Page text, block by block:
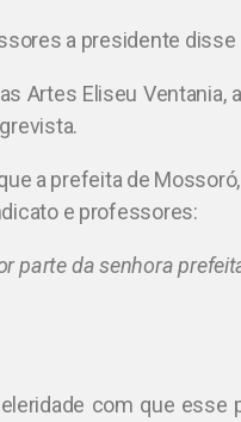
a presidente disse
Artes Eliseu
a prefeita de
e professores:
parte da senhora
com que esse